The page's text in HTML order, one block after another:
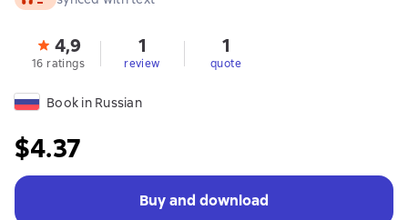
4,9
16 ratings
1
review
1
quote
Book in Russian
$4.37
Buy and download